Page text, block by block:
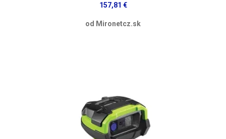
157,81 €
od Mironetcz.sk